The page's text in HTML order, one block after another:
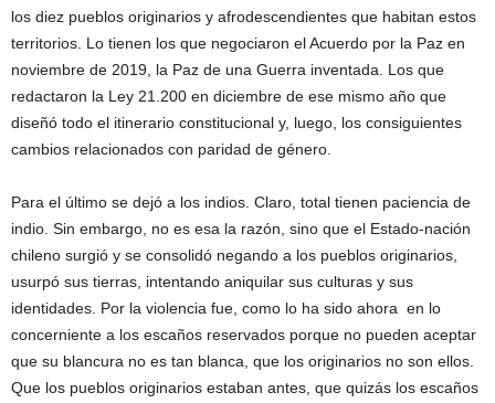
los diez pueblos originarios y afrodescendientes que habitan estos
territorios. Lo tienen los que negociaron el Acuerdo por la Paz en
noviembre de 2019, la Paz de una Guerra inventada. Los que
redactaron la Ley 21.200 en diciembre de ese mismo año que
diseñó todo el itinerario constitucional y, luego, los consiguientes
cambios relacionados con paridad de género.
Para el último se dejó a los indios. Claro, total tienen paciencia de
indio. Sin embargo, no es esa la razón, sino que el Estado-nación
chileno surgió y se consolidó negando a los pueblos originarios,
usurpó sus tierras, intentando aniquilar sus culturas y sus
identidades. Por la violencia fue, como lo ha sido ahora en lo
concerniente a los escaños reservados porque no pueden aceptar
que su blancura no es tan blanca, que los originarios no son ellos.
Que los pueblos originarios estaban antes, que quizás los escaños